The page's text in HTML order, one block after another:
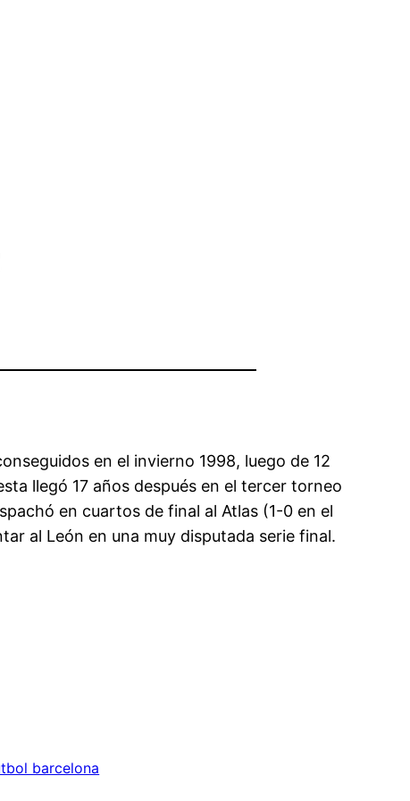
en el invierno 1998, luego de 12
llegó 17 años después en el tercer torneo
en cuartos de final al Atlas (1-0 en el
al León en una muy disputada serie final.
barcelona